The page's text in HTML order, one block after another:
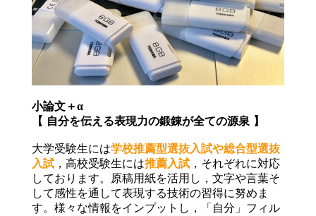
小論文＋α
【 自分を伝える表現力の鍛錬が全ての源泉 】
大学受験生には学校推薦型選抜入試や総合型選抜
入試，高校受験生には推薦入試，それぞれに対応
しております。原稿用紙を活用し，文字や言葉そ
して感性を通して表現する技術の習得に努めま
す。様々な情報をインプットし，「自分」フィル